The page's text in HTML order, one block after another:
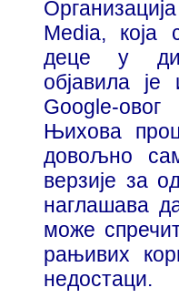
Media, која
деце у
објавила
Google-
Њихова
довољно
верзије за
наглашава
може
рањивих
недостаци.